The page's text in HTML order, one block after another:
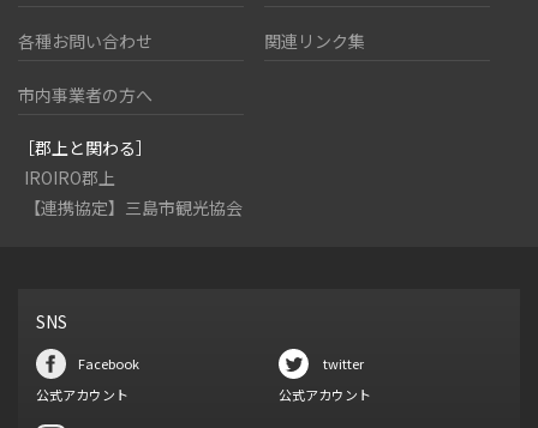
各種お問い合わせ 関連リンク集
市内事業者の方へ
［郡上と関わる］
IROIRO郡上
【連携協定】三島市観光協会
SNS
Facebook
公式アカウント
twitter
公式アカウント